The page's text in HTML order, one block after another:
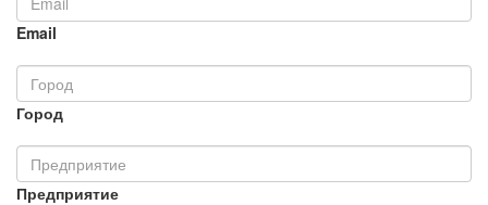
Email
Город
Предприятие